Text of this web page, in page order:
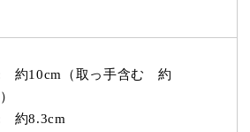
約10cm（取っ手含む 約
8.3cm